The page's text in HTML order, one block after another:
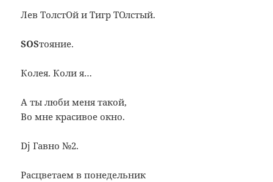
Лев ТолстОй и Тигр ТОлстый.
SOSтояние.
Колея. Коли я…
А ты люби меня такой,
Во мне красивое окно.
Dj Гавно №2.
Расцветаем в понедельник